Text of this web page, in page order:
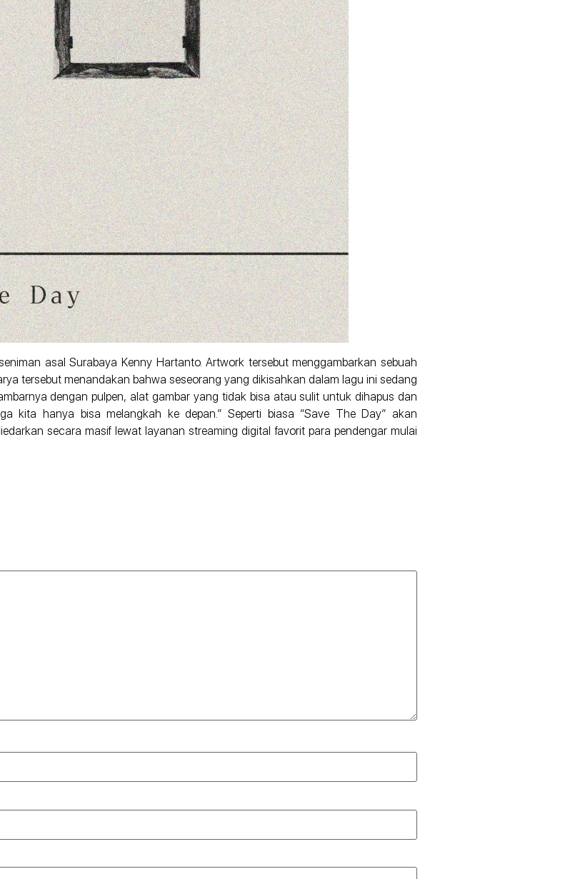
asal Surabaya Kenny Hartanto. Artwork tersebut menggambarkan sebuah
tersebut menandakan bahwa seseorang yang dikisahkan dalam lagu ini sedang
dengan pulpen, alat gambar yang tidak bisa atau sulit untuk dihapus dan
kita hanya bisa melangkah ke depan.” Seperti biasa “Save The Day” akan
secara masif lewat layanan streaming digital favorit para pendengar mulai